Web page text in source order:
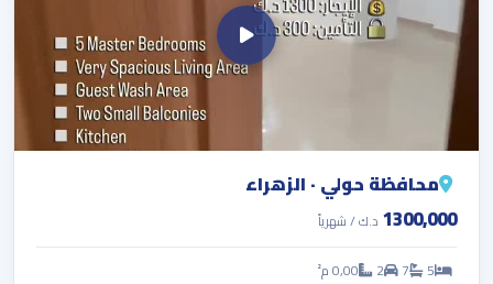
محافظة حولي · الزهراء
1300,000 د.ك / شهرياً
5
7
2 0,00 م²